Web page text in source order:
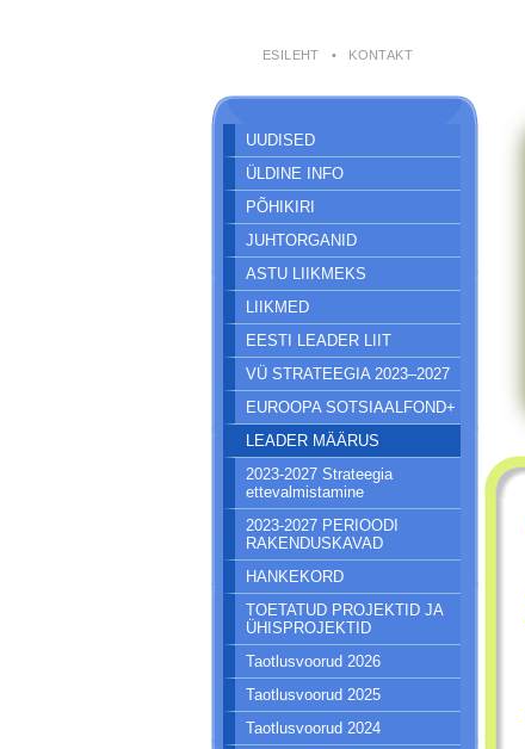
ESILEHT • KONTAKT
UUDISED
ÜLDINE INFO
PÕHIKIRI
JUHTORGANID
ASTU LIIKMEKS
LIIKMED
EESTI LEADER LIIT
VÜ STRATEEGIA 2023–2027
EUROOPA SOTSIAALFOND+
LEADER MÄÄRUS
2023-2027 Strateegia
ettevalmistamine
2023-2027 PERIOODI
RAKENDUSKAVAD
HANKEKORD
TOETATUD PROJEKTID JA
ÜHISPROJEKTID
Taotlusvoorud 2026
Taotlusvoorud 2025
Taotlusvoorud 2024